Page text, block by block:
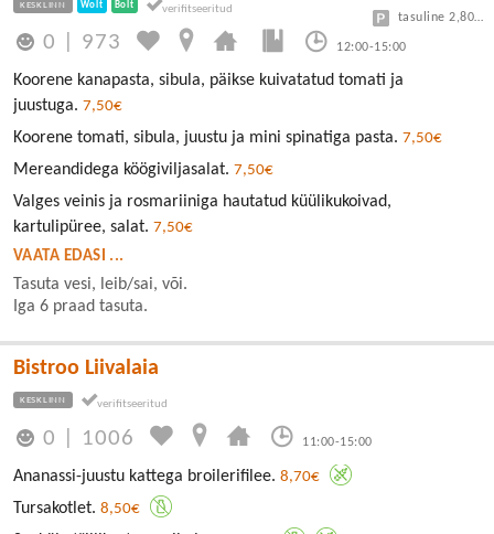
KESKLINN Wolt Bolt
0 973 12:00-15:00
tasuline 2,80/30min
Koorene kanapasta, sibula, päikse kuivatatud tomati ja
juustuga. 7,50€
Koorene tomati, sibula, juustu ja mini spinatiga pasta. 7,50€
Mereandidega köögiviljasalat. 7,50€
Valges veinis ja rosmariiniga hautatud küülikukoivad,
kartulipüree, salat. 7,50€
VAATA EDASI ...
Tasuta vesi, leib/sai, või.
Iga 6 praad tasuta.
Bistroo Liivalaia
KESKLINN
0 1006 11:00-15:00
Ananassi-juustu kattega broilerifilee. 8,70€
Tursakotlet. 8,50€